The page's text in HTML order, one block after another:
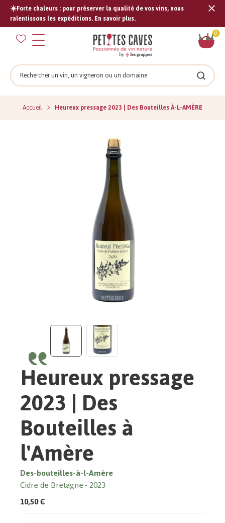
☀️Forte chaleurs : pour préserver la qualité de vos vins, nous
ralentissons les expéditions. En savoir plus.
0
Rechercher
Accueil Heureux pressage 2023 | Des Bouteilles À-L-AMÈRE
Heureux pressage
2023 | Des
Bouteilles à
l'Amère
Des-bouteilles-à-l-Amère
Cidre de Bretagne 2023
10,50 €